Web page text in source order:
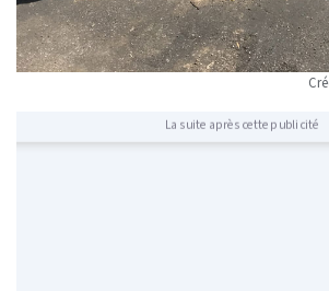
La suite après cette publicité